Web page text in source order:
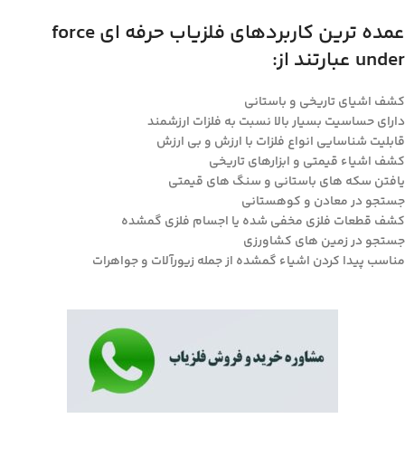
عمده ترین کاربردهای فلزیاب حرفه ای force
under عبارتند از:
کشف اشیای تاریخی و باستانی
دارای حساسیت بسیار بالا نسبت به فلزات ارزشمند
قابلیت شناسایی انواع فلزات با ارزش و بی ارزش
کشف اشیاء قیمتی و ابزارهای تاریخی
یافتن سکه های باستانی و سنگ های قیمتی
جستجو در معادن و کوهستانی
کشف قطعات فلزی مخفی شده یا اجسام فلزی گمشده
جستجو در زمین های کشاورزی
مناسب پیدا کردن اشیاء گمشده از جمله زیورآلات و جواهرات